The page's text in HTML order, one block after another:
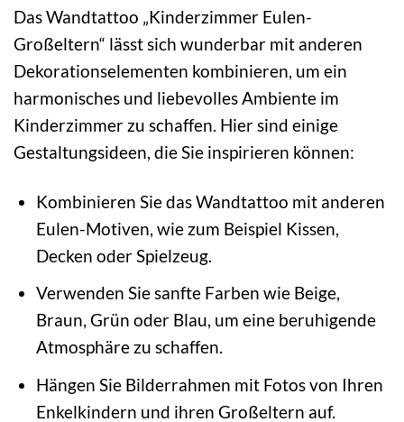
Das Wandtattoo „Kinderzimmer Eulen-
Großeltern“ lässt sich wunderbar mit anderen
Dekorationselementen kombinieren, um ein
harmonisches und liebevolles Ambiente im
Kinderzimmer zu schaffen. Hier sind einige
Gestaltungsideen, die Sie inspirieren können:
Kombinieren Sie das Wandtattoo mit anderen
Eulen-Motiven, wie zum Beispiel Kissen,
Decken oder Spielzeug.
Verwenden Sie sanfte Farben wie Beige,
Braun, Grün oder Blau, um eine beruhigende
Atmosphäre zu schaffen.
Hängen Sie Bilderrahmen mit Fotos von Ihren
Enkelkindern und ihren Großeltern auf.